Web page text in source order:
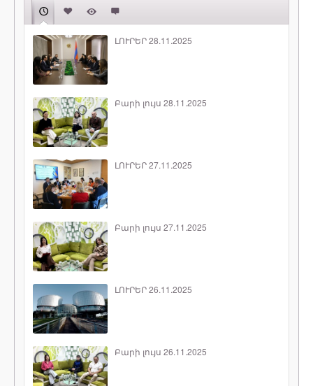
ԼՈՒՐԵՐ 28.11.2025
Բարի լույս 28.11.2025
ԼՈՒՐԵՐ 27.11.2025
Բարի լույս 27.11.2025
ԼՈՒՐԵՐ 26.11.2025
Բարի լույս 26.11.2025